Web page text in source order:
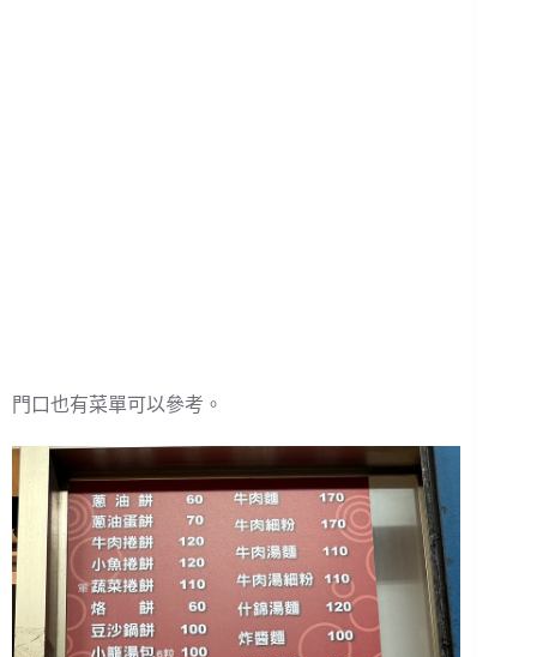
門口也有菜單可以參考。